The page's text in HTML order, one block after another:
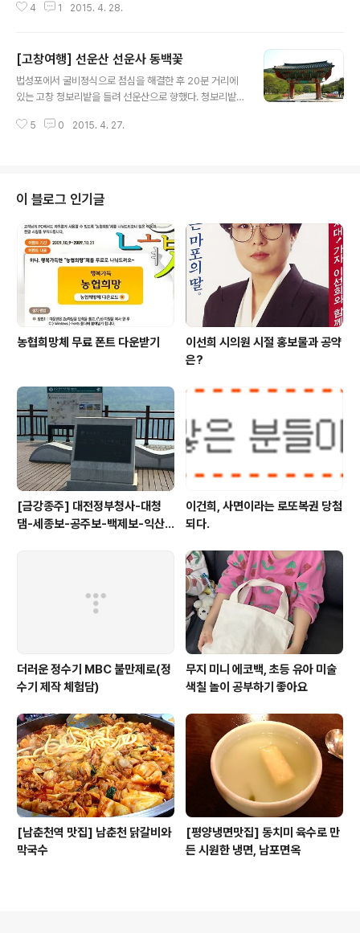
제 프로그램은 8월1일 토요일 오전10시부터 이원하님의
비정식을 먹고, 20분정도 거리인 청보리밭으로 이동했습
리고 있는 고창 학원농장에 도착했는데 그때부터 슬슬 차
들이 몰려오기 시작했습니다. 입구부턴 끝이 안보이게 차
들이 밀려 있었구요. 그래서 근처 공터에 차를 세운후에 축
면 더 좋았겠지만, 어쩔수 없이 걸었는데 청보리밭 풍경을
4 1 2015. 4. 28.
[고창여행] 선운산 선운사 동백꽃
법성포에서 굴비정식으로 점심을 해결한 후 20분 거리에
있는 고창 청보리밭을 들려 선운산으로 향했다. 청보리밭
왔으니 그동안 계속 와보고 싶었던 선운사는 들리고 서울
는데 많은 인파들이 빠져나가서 고즈넉한 고찰을 마음껏
즐길 수 있었다. 주차료 2000원을 내고, 선운사로 걸어갔
다. 사진을 찍진 않았지만 요즘은 어딜가나(휴게소 & 유명
관광지) 페루인지 어디인지 정체모를 인디언 음악들이 흥
겹게(?) 들려온다. 외국인이 와서 보면 여기가 한국인지 남
미인지 헷갈릴것 같다는 쓸데없는 걱정이 ..
5 0 2015. 4. 27.
이 블로그 인기글
농협희망체 무료 폰트 다운받기
이선희 시의원 시절 홍보물과 공약
은?
[금강종주] 대전정부청사-대청
댐-세종보-공주보-백제보-익산
이건희, 사면이라는 로또복권 당첨
되다.
더러운 정수기 MBC 불만제로(정
수기 제작 체험담)
무지 미니 에코백, 초등 유아 미술
색칠 놀이 공부하기 좋아요
[남춘천역 맛집] 남춘천 닭갈비와
막국수
[평양냉면맛집] 동치미 육수로 만
든 시원한 냉면, 남포면옥